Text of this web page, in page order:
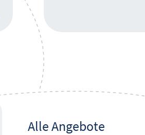
Alle Angebote